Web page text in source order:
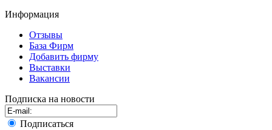
Информация
Отзывы
База Фирм
Добавить фирму
Выставки
Вакансии
Подписка на новости
Подписаться